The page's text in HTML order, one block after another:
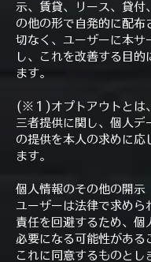
示、賃貸、リース、貸付
の他の形で自発的に配布
切なく、ユーザーに本サ
し、これを改善する目的
ます。
(※１)オプトアウトとは
三者提供に関し、個人デ
の提供を本人の求めに応
ます。
個人情報のその他の開示
ユーザーは法律で求めら
責任を回避するため、個
必要になる可能性がある
これに同意するものとし